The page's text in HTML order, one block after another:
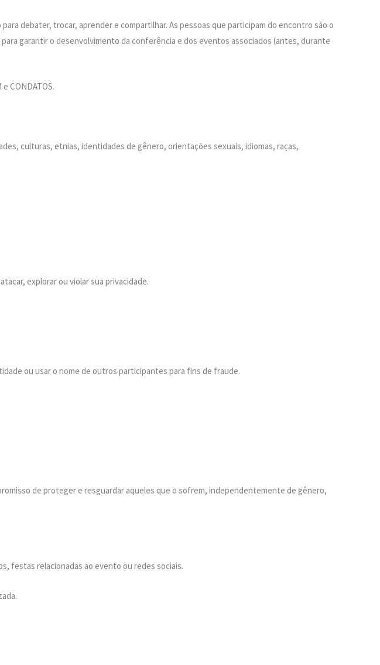
debater, trocar, aprender e compartilhar. As pessoas que participam do encontro são o
garantir o desenvolvimento da conferência e dos eventos associados (antes, durante
CONDATOS.
culturas, etnias, identidades de gênero, orientações sexuais, idiomas, raças,
explorar ou violar sua privacidade.
ou usar o nome de outros participantes para fins de fraude.
de proteger e resguardar aqueles que o sofrem, independentemente de gênero,
festas relacionadas ao evento ou redes sociais.